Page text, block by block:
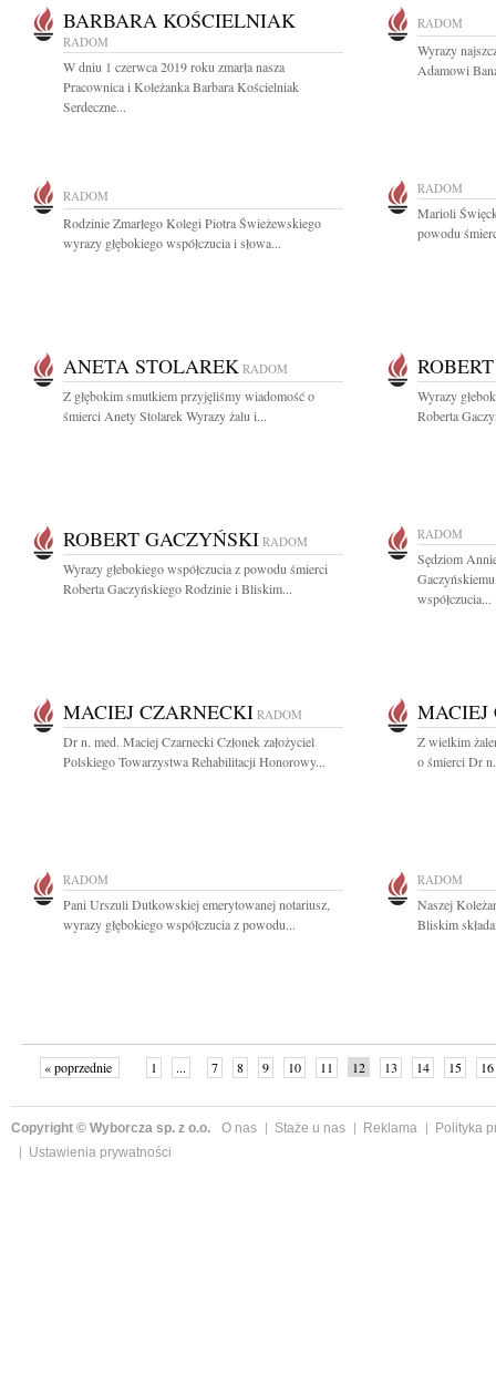
BARBARA KOŚCIELNIAK
RADOM
W dniu 1 czerwca 2019 roku zmarła nasza
Pracownica i Koleżanka Barbara Kościelniak
Serdeczne...
RADOM
Wyrazy
Adamowi
RADOM
Rodzinie Zmarłego Kolegi Piotra Świeżewskiego
wyrazy głębokiego współczucia i słowa...
RADOM
Marioli
powodu
ANETA STOLAREK RADOM
Z głębokim smutkiem przyjęliśmy wiadomość o
śmierci Anety Stolarek Wyrazy żalu i...
Wyrazy
Roberta
ROBERT GACZYŃSKI RADOM
Wyrazy głebokiego współczucia z powodu śmierci
Roberta Gaczyńskiego Rodzinie i Bliskim...
RADOM
Sędziom
współczucia...
MACIEJ CZARNECKI RADOM
Dr n. med. Maciej Czarnecki Członek założyciel
Polskiego Towarzystwa Rehabilitacji Honorowy...
MACIEJ
Z wielkim
o śmierci Dr
RADOM
Pani Urszuli Dutkowskiej emerytowanej notariusz,
wyrazy głębokiego współczucia z powodu...
RADOM
Naszej
Bliskim
« poprzednie 1 ... 7 8 9 10 11 12 13 14 15 16
Copyright © Wyborcza sp. z o.o. O nas Staże u nas Reklama
Polityka
Ustawienia prywatności